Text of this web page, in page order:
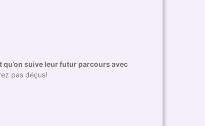
suive leur futur parcours avec
pas déçus!